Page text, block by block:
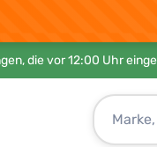
die vor 12:00 Uhr